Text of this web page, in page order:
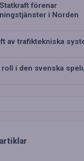
förenar
i Norden
av trafiktekniska
i den svenska